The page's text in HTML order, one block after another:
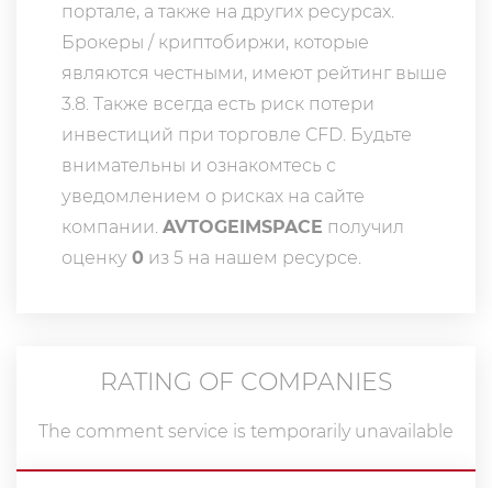
портале, а также на других ресурсах.
Брокеры / криптобиржи, которые
являются честными, имеют рейтинг выше
3.8. Также всегда еcть риск потери
инвестиций при торговле CFD. Будьте
внимательны и ознакомтесь с
уведомлением о рисках на сайте
компании. AVTOGEIMSPACE получил
оценку 0 из 5 на нашем ресурсе.
RATING OF COMPANIES
The comment service is temporarily unavailable